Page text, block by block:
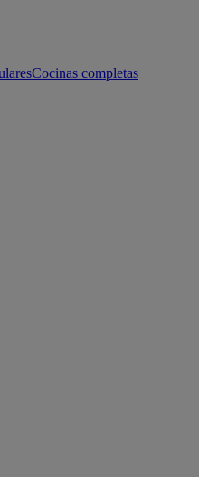
Cocinas completas